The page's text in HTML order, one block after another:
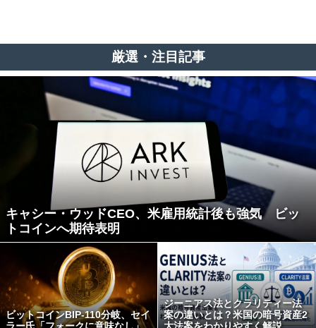
厳選・注目記事
キャシー・ウッドCEO、米雇用統計後も強気 ビッ
トコインへ期待表明
ビットコインBIP-110分岐、セイ
ジーニアス法とクラリティー法
案の違いとは？米国の暗号資産2